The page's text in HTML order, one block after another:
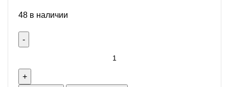
48 в наличии
Выключатель